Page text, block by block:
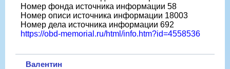
Номер фонда источника информации 58
Номер описи источника информации 18003
Номер дела источника информации 692
https://obd-memorial.ru/html/info.htm?id=4558536
Валентин